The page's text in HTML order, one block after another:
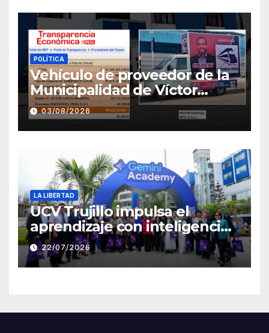
POLÍTICA
Vehículo de proveedor de la
Municipalidad de Víctor
Larco aparece con publicidad
de campaña de León
Clement
03/08/2026
LA LIBERTAD
UCV Trujillo impulsa el
aprendizaje con inteligencia
artificial a través de Google
Gemini
22/07/2026